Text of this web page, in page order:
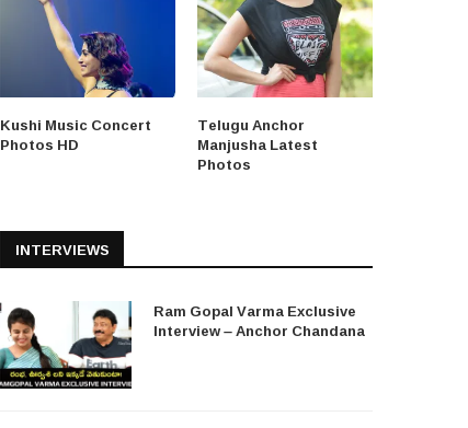
Kushi Music Concert
Photos HD
Telugu Anchor
Manjusha Latest
Photos
INTERVIEWS
Ram Gopal Varma Exclusive
Interview – Anchor Chandana